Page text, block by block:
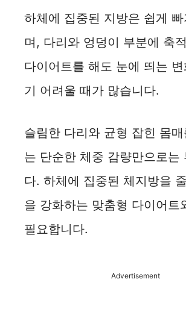
하체에 집중된 지방은 쉽게
며, 다리와 엉덩이 부분에 축
다이어트를 해도 눈에 띄는
기 어려울 때가 많습니다.
슬림한 다리와 균형 잡힌 몸매
는 단순한 체중 감량만으로는
다. 하체에 집중된 체지방을
을 강화하는 맞춤형 다이어트
필요합니다.
Advertisement